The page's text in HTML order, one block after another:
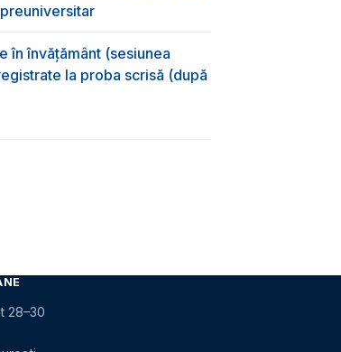
în învățământ (sesiunea
la proba scrisă (după
28–30